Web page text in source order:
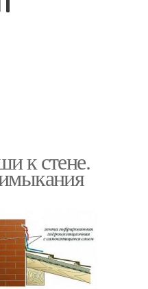
к стене.